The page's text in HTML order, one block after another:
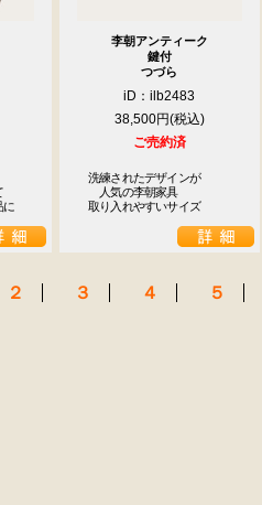
李朝アンティーク
鍵付
つづら
iD：ilb2483
38,500円
ご売約済
洗練されたデザインが
人気の李朝家具
取り入れやすいサイズ
２ ３ ４ ５